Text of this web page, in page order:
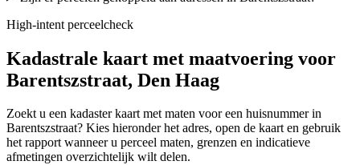
High-intent perceelcheck
Kadastrale kaart met maatvoering voor
Barentszstraat, Den Haag
Zoekt u een kadaster kaart met maten voor een huisnummer in
Barentszstraat? Kies hieronder het adres, open de kaart en gebruik
het rapport wanneer u perceel maten, grenzen en indicatieve
afmetingen overzichtelijk wilt delen.